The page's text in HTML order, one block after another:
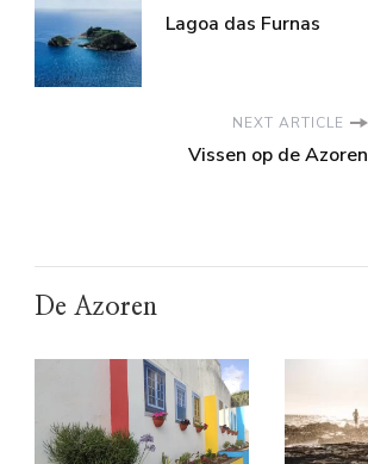
Lagoa das Furnas
NEXT ARTICLE
Vissen op de Azoren
De Azoren